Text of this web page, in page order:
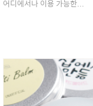
어디에서나 이용 가능한...